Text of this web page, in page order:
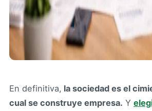
En definitiva, la sociedad es el
cual se construye empresa. Y